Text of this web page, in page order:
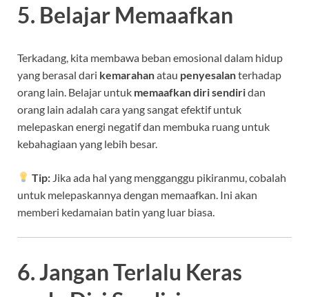
5. Belajar Memaafkan
Terkadang, kita membawa beban emosional dalam hidup
yang berasal dari kemarahanatau penyesalanterhadap
orang lain. Belajar untuk memaafkan diri sendiridan
orang lain adalah cara yang sangat efektif untuk
melepaskan energi negatif dan membuka ruang untuk
kebahagiaan yang lebih besar.
Tip: Jika ada hal yang mengganggu pikiranmu, cobalah
untuk melepaskannya dengan memaafkan. Ini akan
memberi kedamaian batin yang luar biasa.
6. Jangan Terlalu Keras